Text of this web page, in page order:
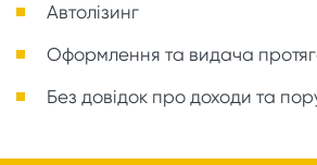
Автолізинг
Оформлення та видача
Без довідок про доходи та